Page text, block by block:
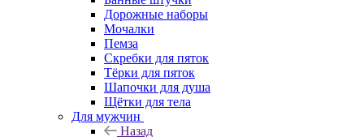
Дорожные наборы
Мочалки
Пемза
Скребки для пяток
Тёрки для пяток
Шапочки для душа
Щётки для тела
Для мужчин
Назад